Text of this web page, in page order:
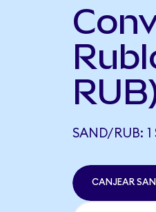
SAND/RUB: 1
CANJEAR